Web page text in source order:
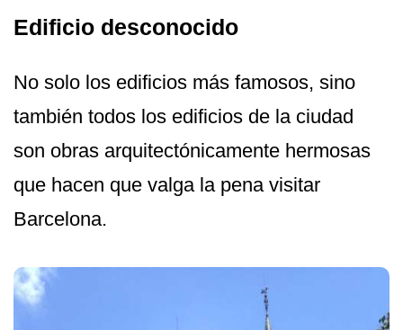
Edificio desconocido
No solo los edificios más famosos, sino
también todos los edificios de la ciudad
son obras arquitectónicamente hermosas
que hacen que valga la pena visitar
Barcelona.